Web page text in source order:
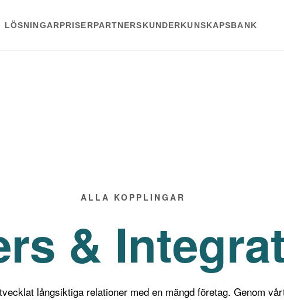
LÖSNINGARPRISERPARTNERSKUNDERKUNSKAPSBANK
ALLA KOPPLINGAR
&
långsiktiga relationer med en mängd företag. Genom